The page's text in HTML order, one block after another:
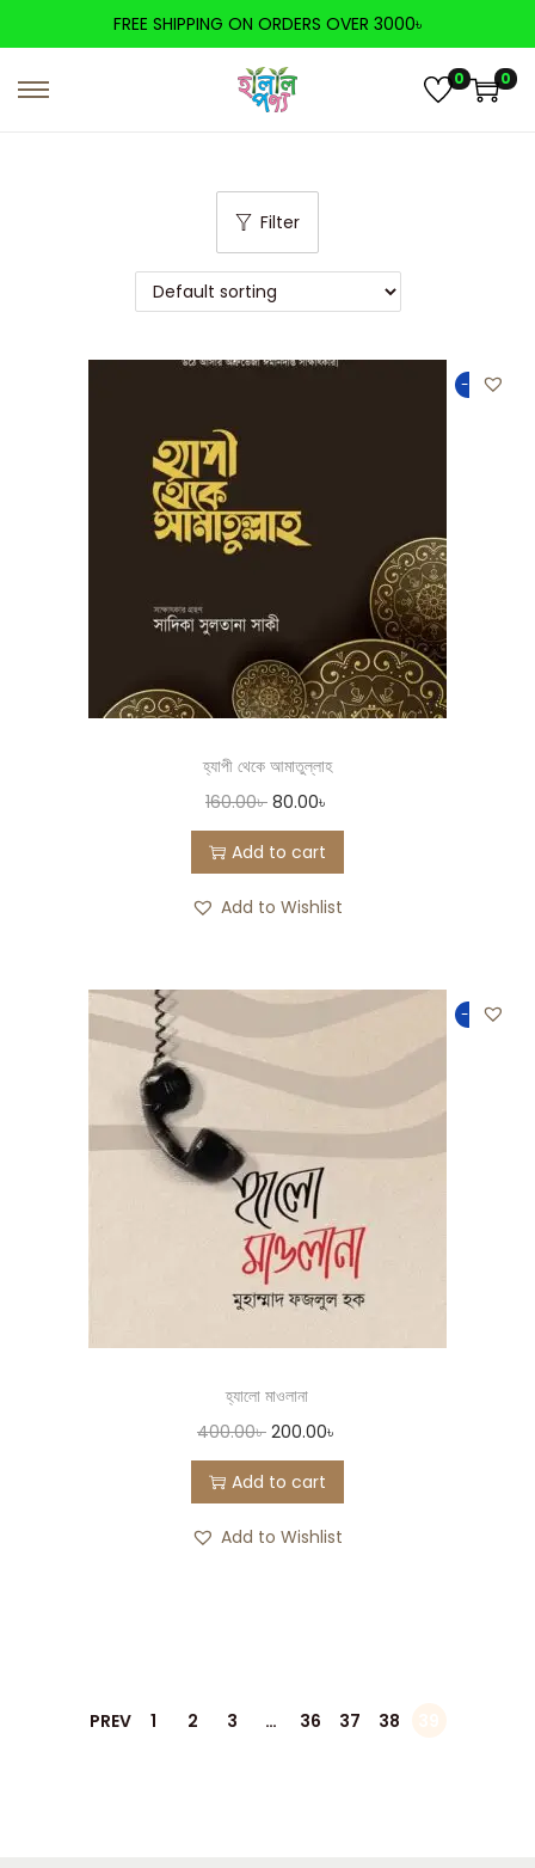
FREE SHIPPING ON ORDERS OVER 3000৳
0 0
Filter
-50%
হ্যাপী থেকে আমাতুল্লাহ
160.00৳ 80.00৳
Add to cart
Add to Wishlist
-50%
হ্যালো মাওলানা
400.00৳ 200.00৳
Add to cart
Add to Wishlist
PREV 1 2 3 … 36 37 38